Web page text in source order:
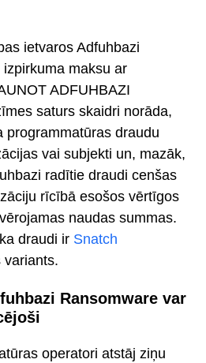
ietvaros Adfuhbazi
maksu ar
ADFUHBAZI
saturs skaidri norāda,
programmatūras draudu
vai subjekti un, mazāk,
radītie draudi cenšas
rīcībā esošos vērtīgos
naudas summas.
draudi ir Snatch
variants.
Ransomware var
operatori atstāj ziņu